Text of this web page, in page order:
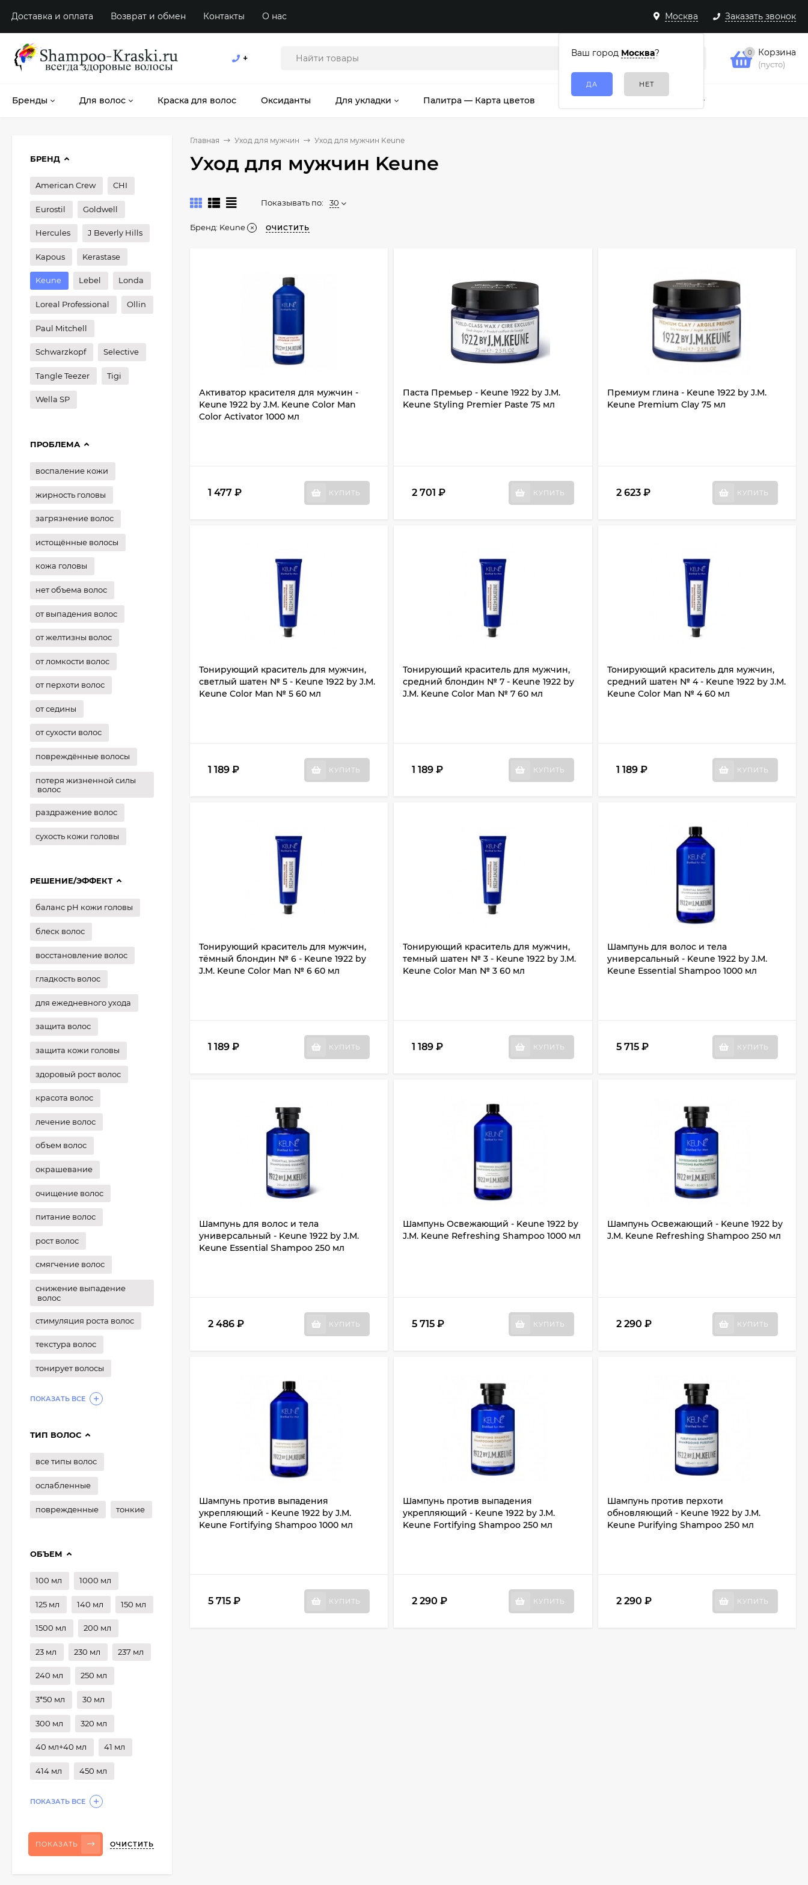
Москва
Ваш город Москва?
Заказать звонок
Доставка и оплата Возврат и обмен Контакты О нас
+
0 Корзина
(пусто)
Бренды Для волос Краска для волос Оксиданты Для укладки Палитра — Карта цветов
Главная Уход для мужчин Уход для мужчин Keune
Уход для мужчин Keune
Показывать по: 30
Бренд: Keune ОЧИСТИТЬ
Активатор красителя для мужчин -
Keune 1922 by J.M. Keune Color Man
Color Activator 1000 мл
1 477 ₽ КУПИТЬ
Паста Премьер - Keune 1922 by J.M.
Keune Styling Premier Paste 75 мл
2 701₽ КУПИТЬ
Премиум глина - Keune 1922 by J.M.
Keune Premium Clay 75 мл
2 623 ₽ КУПИТЬ
Тонирующий краситель для мужчин,
светлый шатен № 5 - Keune 1922 by J.M.
Keune Color Man № 5 60 мл
1 189 ₽ КУПИТЬ
Тонирующий краситель для мужчин,
средний блондин № 7 - Keune 1922 by
J.M. Keune Color Man № 7 60 мл
1 189₽ КУПИТЬ
Тонирующий краситель для мужчин,
средний шатен № 4 - Keune 1922 by J.M.
Keune Color Man № 4 60 мл
1 189 ₽ КУПИТЬ
Тонирующий краситель для мужчин,
тёмный блондин № 6 - Keune 1922 by
J.M. Keune Color Man № 6 60 мл
1 189 ₽ КУПИТЬ
Тонирующий краситель для мужчин,
темный шатен № 3 - Keune 1922 by J.M.
Keune Color Man № 3 60 мл
1 189₽ КУПИТЬ
Шампунь для волос и тела
универсальный - Keune 1922 by J.M.
Keune Essential Shampoo 1000 мл
5 715 ₽ КУПИТЬ
Шампунь для волос и тела
универсальный - Keune 1922 by J.M.
Keune Essential Shampoo 250 мл
2 486 ₽ КУПИТЬ
Шампунь Освежающий - Keune 1922 by
J.M. Keune Refreshing Shampoo 1000 мл
5 715₽ КУПИТЬ
Шампунь Освежающий - Keune 1922 by
J.M. Keune Refreshing Shampoo 250 мл
2 290 ₽ КУПИТЬ
Шампунь против выпадения
укрепляющий - Keune 1922 by J.M.
Keune Fortifying Shampoo 1000 мл
5 715 ₽ КУПИТЬ
Шампунь против выпадения
укрепляющий - Keune 1922 by J.M.
Keune Fortifying Shampoo 250 мл
2 290₽ КУПИТЬ
Шампунь против перхоти
обновляющий - Keune 1922 by J.M.
Keune Purifying Shampoo 250 мл
2 290 ₽ КУПИТЬ
БРЕНД
American Crew CHI
Eurostil Goldwell
Hercules J Beverly Hills
Kapous Kerastase
Keune Lebel Londa
Loreal Professional Ollin
Paul Mitchell
Schwarzkopf Selective
Tangle Teezer Tigi
Wella SP
ПРОБЛЕМА
воспаление кожи
жирность головы
загрязнение волос
истощённые волосы
кожа головы
нет объема волос
от выпадения волос
от желтизны волос
от ломкости волос
от перхоти волос
от седины
от сухости волос
повреждённые волосы
потеря жизненной силы
волос
раздражение волос
сухость кожи головы
РЕШЕНИЕ/ЭФФЕКТ
баланс рН кожи головы
блеск волос
восстановление волос
гладкость волос
для ежедневного ухода
защита волос
защита кожи головы
здоровый рост волос
красота волос
лечение волос
объем волос
окрашевание
очищение волос
питание волос
рост волос
смягчение волос
снижение выпадение
волос
стимуляция роста волос
текстура волос
тонирует волосы
ПОКАЗАТЬ ВСЕ
ТИП ВОЛОС
все типы волос
ослабленные
поврежденные тонкие
ОБЪЕМ
100 мл 1000 мл
125 мл 140 мл 150 мл
1500 мл 200 мл
23 мл 230 мл 237 мл
240 мл 250 мл
3*50 мл 30 мл
300 мл 320 мл
40 мл+40 мл 41 мл
414 мл 450 мл
ПОКАЗАТЬ ВСЕ
ПОКАЗАТЬ ОЧИСТИТЬ